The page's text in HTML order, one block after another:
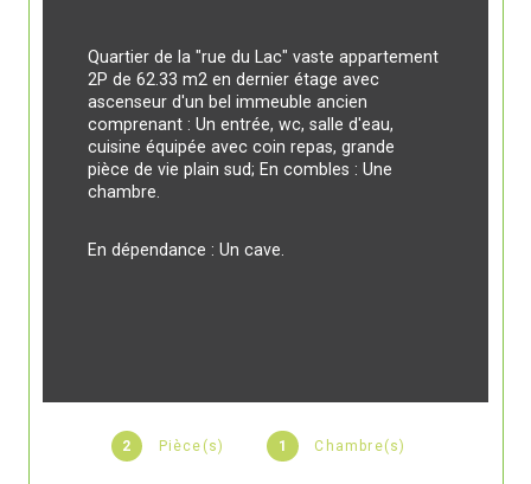
2 Pièce(s) 1 Chambre(s)
Quartier de la "rue du Lac" vaste appartement
2P de 62.33 m2 en dernier étage avec
ascenseur d'un bel immeuble ancien
comprenant : Un entrée, wc, salle d'eau,
cuisine équipée avec coin repas, grande
pièce de vie plain sud; En combles : Une
chambre.
En dépendance : Un cave.